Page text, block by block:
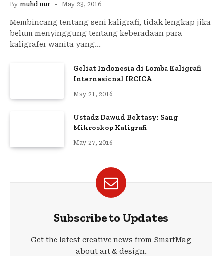
By muhd nur May 23, 2016
Membincang tentang seni kaligrafi, tidak lengkap jika
belum menyinggung tentang keberadaan para
kaligrafer wanita yang…
Geliat Indonesia di Lomba Kaligrafi
Internasional IRCICA
May 21, 2016
Ustadz Dawud Bektasy; Sang
Mikroskop Kaligrafi
May 27, 2016
Subscribe to Updates
Get the latest creative news from SmartMag
about art & design.